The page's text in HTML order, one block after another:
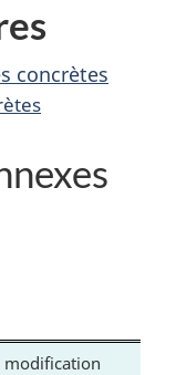
concrètes
modification